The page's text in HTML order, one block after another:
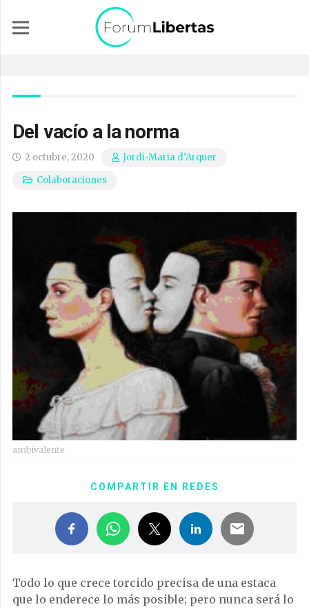
Del vacío a la norma
2 octubre, 2020
Jordi-Maria d’Arquer
Colaboraciones
ambivalente
COMPARTIR EN REDES
Todo lo que crece torcido precisa de una estaca
que lo enderece lo más posible; pero nunca será lo